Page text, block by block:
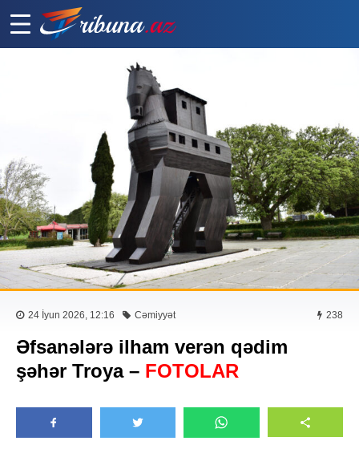
24 İyun 2026, 12:16 Cəmiyyət 238
Əfsanələrə ilham verən qədim
şəhər Troya – FOTOLAR